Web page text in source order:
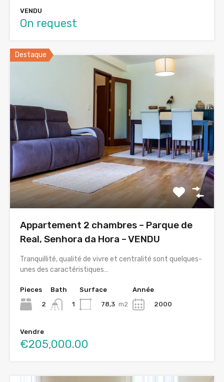
VENDU
On request
Destaque
Appartement 2 chambres – Parque de
Real, Senhora da Hora – VENDU
Tranquillité, qualité de vivre et centralité sont quelques-
unes des caractéristiques…
Pieces
2
Bath
1
Surface
78,3 m2
Année
2000
Vendre
€205,000.00